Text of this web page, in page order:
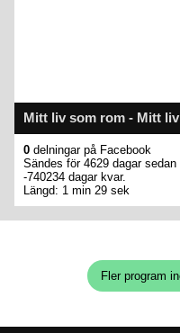
Mitt liv som rom - Mitt
0 delningar på Facebook
Sändes för 4629 dagar sedan
-740234 dagar kvar.
Längd: 1 min 29 sek
Fler program